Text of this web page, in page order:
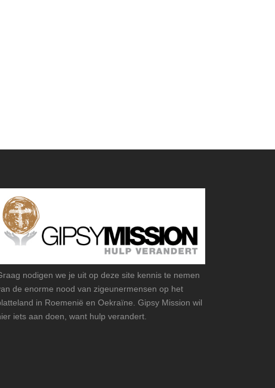
nodigen we je uit op deze site kennis te nemen
de enorme nood van zigeunermensen op het
in Roemenië en Oekraïne. Gipsy Mission wil
iets aan doen, want hulp verandert.